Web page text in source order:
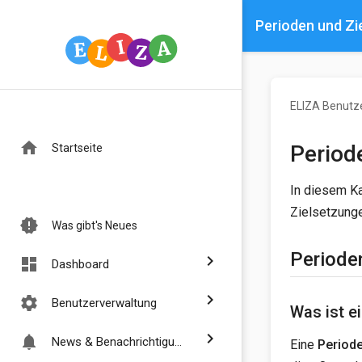
home Startseite
new_releases Was gibt's Neues
dashboard Dashboard chevron_right
settings Benutzerverwaltung chevron_right
notifications News & Benachrichtigungen chevron_right
Perioden und
ELIZA
In diesem
Was ist
Eine